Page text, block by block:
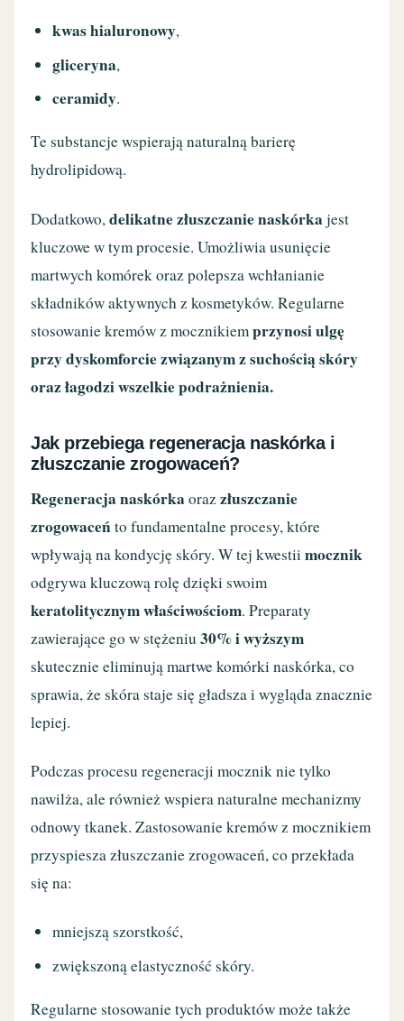
kwas hialuronowy,
gliceryna,
ceramidy.
Te substancje wspierają naturalną barierę
hydrolipidową.
Dodatkowo,delikatne złuszczanie naskórka jest
kluczowe w tym procesie. Umożliwia usunięcie
martwych komórek oraz polepsza wchłanianie
składników aktywnych z kosmetyków. Regularne
stosowanie kremów z mocznikiemprzynosi ulgę
przy dyskomforcie związanym z suchością skóry
oraz łagodzi wszelkie podrażnienia.
Jak przebiega regeneracja naskórka i
złuszczanie zrogowaceń?
Regeneracja naskórka orazzłuszczanie
zrogowaceńto fundamentalne procesy, które
wpływają na kondycję skóry. W tej kwestiimocznik
odgrywa kluczową rolę dzięki swoim
keratolitycznym właściwościom. Preparaty
zawierające go w stężeniu30% i wyższym
skutecznie eliminują martwe komórki naskórka, co
sprawia, że skóra staje się gładsza i wygląda znacznie
lepiej.
Podczas procesu regeneracji mocznik nie tylko
nawilża, ale również wspiera naturalne mechanizmy
odnowy tkanek. Zastosowanie kremów z mocznikiem
przyspiesza złuszczanie zrogowaceń, co przekłada
się na:
mniejszą szorstkość,
zwiększoną elastyczność skóry.
Regularne stosowanie tych produktów może także